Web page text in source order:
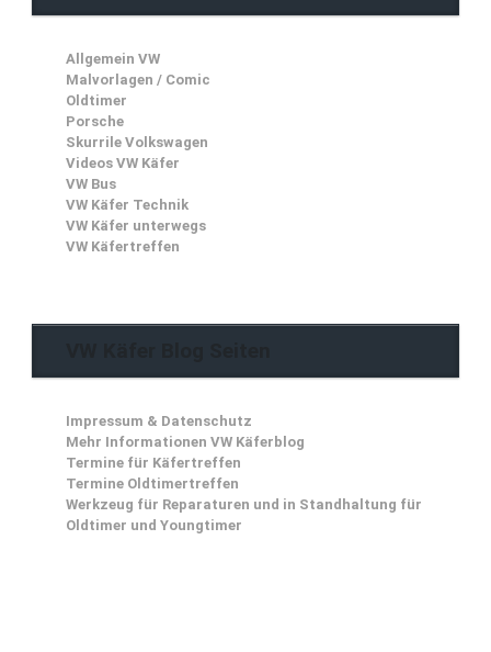
Allgemein VW
Malvorlagen / Comic
Oldtimer
Porsche
Skurrile Volkswagen
Videos VW Käfer
VW Bus
VW Käfer Technik
VW Käfer unterwegs
VW Käfertreffen
Impressum & Datenschutz
Mehr Informationen VW Käferblog
Termine für Käfertreffen
Termine Oldtimertreffen
Werkzeug für Reparaturen und in Standhaltung für
Oldtimer und Youngtimer